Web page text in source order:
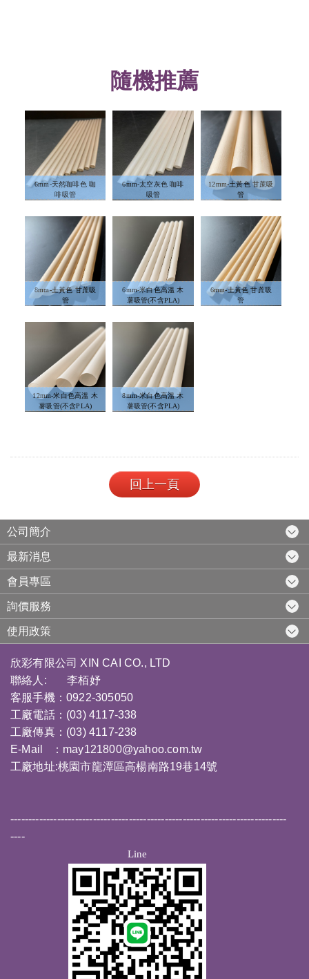
隨機推薦
6mm-天然咖啡色 咖
啡吸管
6mm-太空灰色 咖啡
吸管
12mm-土黃色 甘蔗吸
管
8mm-土黃色 甘蔗吸
管
6mm-米白色高溫 木
薯吸管(不含PLA)
6mm-土黃色 甘蔗吸
管
12mm-米白色高溫 木
薯吸管(不含PLA)
8mm-米白色高溫 木
薯吸管(不含PLA)
回上一頁
公司簡介
最新消息
會員專區
詢價服務
使用政策
欣彩有限公司 XIN CAI CO., LTD
聯絡人: 李栢妤
客服手機：0922-305050
工廠電話：(03) 4117-338
工廠傳真：(03) 4117-238
E-Mail ： may121800@yahoo.com.tw
工廠地址:桃園市龍潭區高楊南路19巷14號
-----------------------------------------------------------------------------
----
Line